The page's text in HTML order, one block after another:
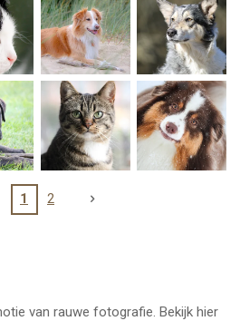
1 2
van rauwe fotografie. Bekijk hier